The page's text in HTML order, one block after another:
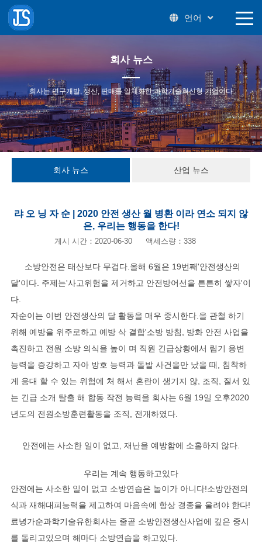
언어
회사 뉴스
회사는 연구개발, 생산, 판매를 일체화한 과학기술혁신형 기업이다
회사 뉴스 산업 뉴스
랴 오 닝 자 순 | 2020 안전 생산 월 병환 이라 연소 되지 않
은, 우리는 행동을 한다!
게시 시간：2020-06-30 액세스량：338
소방안전은 태산보다 무겁다.올해 6월은 19번째'안전생산의
달'이다. 주제는'사고위험을 제거하고 안전방어선을 튼튼히 쌓자'이
다.
자순이는 이번 안전생산의 달 활동을 매우 중시한다.을 관철 하기
위해 예방을 위주로하고 예방 삭 결합'소방 방침, 방화 안전 사업을
촉진하고 전원 소방 의식을 높이 며 직원 긴급상황에서 림기 응변
능력을 증강하고 자아 방호 능력과 돌발 사건을만 났을 때, 침착하
게 응대 할 수 있는 위험에 처 해서 혼란이 생기지 않, 조직, 질서 있
는 긴급 소개 탈출 해 합동 작전 능력을 회사는 6월 19일 오후2020
년도의 전원소방훈련활동을 조직, 전개하였다.
안전에는 사소한 일이 없고, 재난을 예방함에 소홀하지 않다.
우리는 계속 행동하고있다
안전에는 사소한 일이 없고 소방연습은 놀이가 아니다!소방안전의
식과 재해대피능력을 제고하여 마음속에 항상 경종을 울려야 한다!
료녕가순과학기술유한회사는 줄곧 소방안전생산사업에 깊은 중시
를 돌리고있으며 해마다 소방연습을 하고있다.